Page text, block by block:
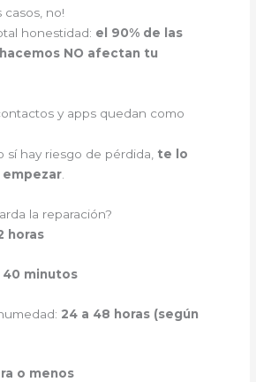
casos, no!
honestidad: el 90% de las
NO afectan tu
y apps quedan como
sí hay riesgo de pérdida, te lo
la reparación?
horas
40 minutos
24 a 48 horas (según
o menos